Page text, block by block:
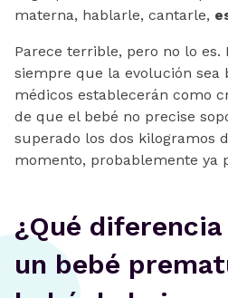
materna, hablarle, cantarle,
Parece terrible, pero no lo es.
siempre que la evolución sea
médicos establecerán como
de que el bebé no precise
superado los dos kilogramos
momento, probablemente ya
‍¿Qué
un bebé